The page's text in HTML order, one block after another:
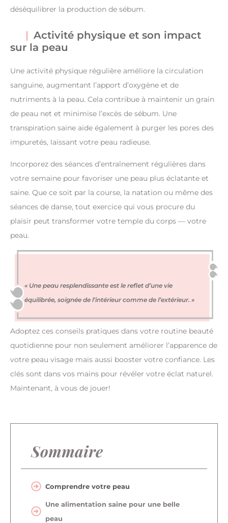
déséquilibrer la production de sébum.
Activité physique et son impact
sur la peau
Une activité physique régulière améliore la circulation
sanguine, augmentant l’apport d’oxygène et de
nutriments à la peau. Cela contribue à maintenir un grain
de peau net et minimise l’excès de sébum. Une
transpiration saine aide également à purger les pores des
impuretés, laissant votre peau radieuse.
Incorporez des séances d’entraînement régulières dans
votre semaine pour favoriser une peau plus éclatante et
saine. Que ce soit par la course, la natation ou même des
séances de danse, tout exercice qui vous procure du
plaisir peut transformer votre temple du corps — votre
peau.
« Une peau resplendissante est le reflet d’une vie
équilibrée, soignée de l’intérieur comme de l’extérieur. »
Adoptez ces conseils pratiques dans votre routine beauté
quotidienne pour non seulement améliorer l’apparence de
votre peau visage mais aussi booster votre confiance. Les
clés sont dans vos mains pour révéler votre éclat naturel.
Maintenant, à vous de jouer!
Sommaire
Comprendre votre peau
Une alimentation saine pour une belle
peau